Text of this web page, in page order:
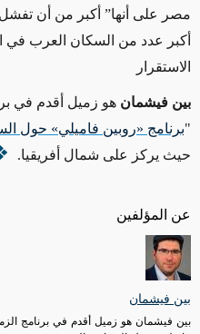
عن المؤلفين
بين فيشمان
بين فيشمان هو زميل أقدم في برنامج
مصر على أنها” أكبر من أن
أكبر عدد من السكان العرب
الاستقرار
بين فيشمان هو زميل أقدم في
"برنامج «روبين فاميلي» حول
حيث يركز على شمال أفريقيا.